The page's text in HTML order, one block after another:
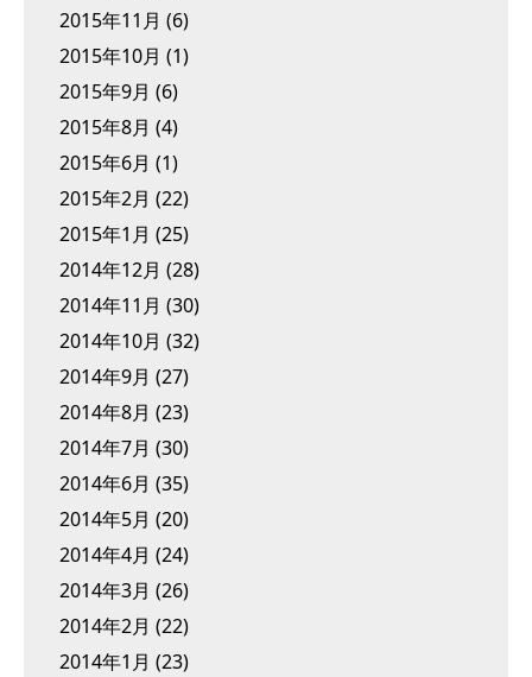
2015年11月 (6)
2015年10月 (1)
2015年9月 (6)
2015年8月 (4)
2015年6月 (1)
2015年2月 (22)
2015年1月 (25)
2014年12月 (28)
2014年11月 (30)
2014年10月 (32)
2014年9月 (27)
2014年8月 (23)
2014年7月 (30)
2014年6月 (35)
2014年5月 (20)
2014年4月 (24)
2014年3月 (26)
2014年2月 (22)
2014年1月 (23)